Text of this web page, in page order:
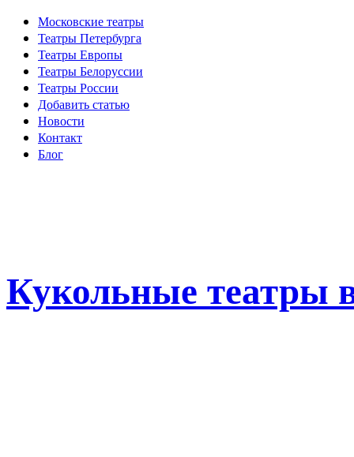
Московские театры
Театры Петербурга
Театры Европы
Театры Белоруссии
Театры России
Добавить статью
Новости
Контакт
Блог
Кукольные театры